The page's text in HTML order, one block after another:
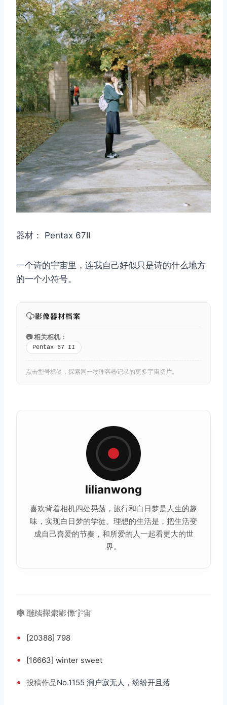
器材： Pentax 67II
一个诗的宇宙里，连我自己好似只是诗的什么地方
的一个小符号。
影像器材档案
📷 相关相机：
Pentax 67 II
点击型号标签，探索同一物理容器记录的更多宇宙切片。
lilianwong
喜欢背着相机四处晃荡，旅行和白日梦是人生的趣
味，实现白日梦的学徒。理想的生活是，把生活变
成自己喜爱的节奏，和所爱的人一起看更大的世
界。
🕸️ 继续探索影像宇宙
• [20388] 798
• [16663] winter sweet
• 投稿作品No.1155 涧户寂无人，纷纷开且落
取消 搜索